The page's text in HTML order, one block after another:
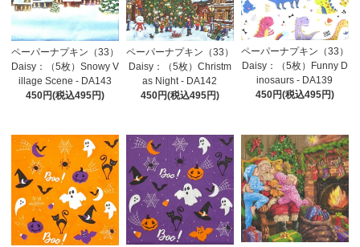
ペーパーナプキン（33）
Daisy：（5枚）Snowy V
illage Scene - DA143
450円(税込495円)
ペーパーナプキン（33）
Daisy：（5枚）Christm
as Night - DA142
450円(税込495円)
ペーパーナプキン（33）
Daisy：（5枚）Funny D
inosaurs - DA139
450円(税込495円)